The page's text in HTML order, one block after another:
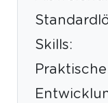
Skills: